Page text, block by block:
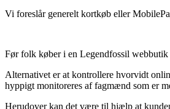
Vi foreslår generelt kortkøb eller
Før folk køber i en Legendfossil webbutik
Alternativet er at kontrollere hvorvidt
hyppigt monitoreres af fagmænd som er
Herudover kan det være til hjælp at